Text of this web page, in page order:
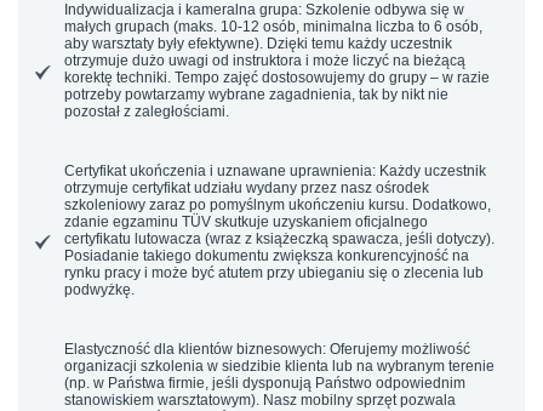
Indywidualizacja i kameralna grupa: Szkolenie odbywa się w
małych grupach (maks. 10-12 osób, minimalna liczba to 6 osób,
aby warsztaty były efektywne). Dzięki temu każdy uczestnik
otrzymuje dużo uwagi od instruktora i może liczyć na bieżącą
korektę techniki. Tempo zajęć dostosowujemy do grupy – w razie
potrzeby powtarzamy wybrane zagadnienia, tak by nikt nie
pozostał z zaległościami.
Certyfikat ukończenia i uznawane uprawnienia: Każdy uczestnik
otrzymuje certyfikat udziału wydany przez nasz ośrodek
szkoleniowy zaraz po pomyślnym ukończeniu kursu. Dodatkowo,
zdanie egzaminu TÜV skutkuje uzyskaniem oficjalnego
certyfikatu lutowacza (wraz z książeczką spawacza, jeśli dotyczy).
Posiadanie takiego dokumentu zwiększa konkurencyjność na
rynku pracy i może być atutem przy ubieganiu się o zlecenia lub
podwyżkę.
Elastyczność dla klientów biznesowych: Oferujemy możliwość
organizacji szkolenia w siedzibie klienta lub na wybranym terenie
(np. w Państwa firmie, jeśli dysponują Państwo odpowiednim
stanowiskiem warsztatowym). Nasz mobilny sprzęt pozwala